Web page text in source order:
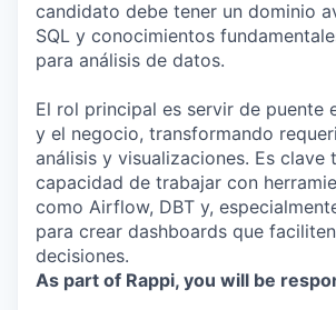
candidato debe tener un dominio
SQL y conocimientos
para análisis de datos.
El rol principal es servir de puente
y el negocio, transformando
análisis y visualizaciones. Es clave
capacidad de trabajar con
como Airflow, DBT y,
para crear dashboards que
decisiones.
As part of Rappi, you will be